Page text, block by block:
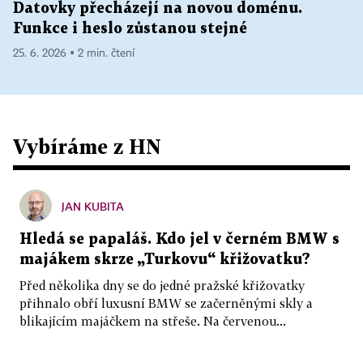
Datovky přecházejí na novou doménu.
Funkce i heslo zůstanou stejné
25. 6. 2026 ▪ 2 min. čtení
Vybíráme z HN
JAN KUBITA
Hledá se papaláš. Kdo jel v černém BMW s
majákem skrze „Turkovu“ křižovatku?
Před několika dny se do jedné pražské křižovatky
přihnalo obří luxusní BMW se začerněnými skly a
blikajícím majáčkem na střeše. Na červenou...